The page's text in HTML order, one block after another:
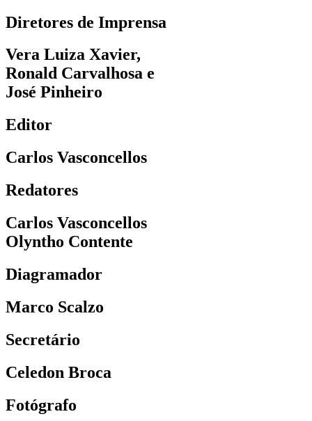
Diretores de Imprensa
Vera Luiza Xavier,
Ronald Carvalhosa e
José Pinheiro
Editor
Carlos Vasconcellos
Redatores
Carlos Vasconcellos
Olyntho Contente
Diagramador
Marco Scalzo
Secretário
Celedon Broca
Fotógrafo